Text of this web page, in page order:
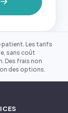
patient. Les tarifs
sans coût
Des frais non
des options.